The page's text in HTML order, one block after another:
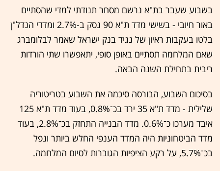
בשבוע שעבר בת"א נרשם מסחר תנודתי למדי שהסתיים
באור חיובי - בשישי מדד ת"א 90 נסק ב-2.7% ומדדי הנדל"ן
בלטו בעקבות ראיון של נגיד בנק ישראל שאמר לבלומברג
שאם המלחמה תסתיים באופן סופי, יתאפשרו שתי הורדות
ריבית בתחילת השנה הבאה.
בסיכום השבוע, הבורסה סיכמה את השבוע בטריטוריה
שלילית - מדד ת"א 35 ירד בכ־0.8%, בעוד מדד ת"א 125
איבד מערכו כ־0.6%. מדד הבנייה התחזק בכ־2.8%, בעוד
מדד הביטחוניות היה המדד הענפי החלש ביותר ונפל
בכ־5.7%, על רקע הציפיות הגוברות לסיום המלחמה.